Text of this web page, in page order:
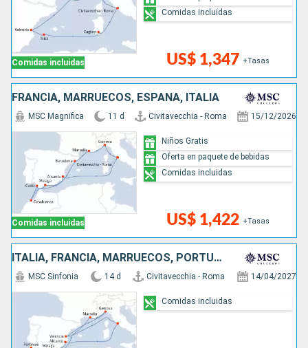
Comidas incluidas US$ 1,347 +Tasas
Comidas incluidas
FRANCIA, MARRUECOS, ESPAÑA, ITALIA
Comidas incluidas
MSC Magnifica 11 d Civitavecchia - Roma 15/12/2026
US$ 1,422 +Tasas
Niños Gratis
Oferta en paquete de bebidas
Comidas incluidas
ITALIA, FRANCIA, MARRUECOS, PORTUGAL, ESPAÑA
MSC Sinfonia 14 d Civitavecchia - Roma 14/04/2027
Comidas incluidas